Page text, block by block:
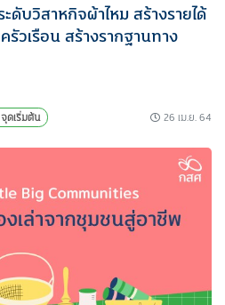
บวิสาหกิจผ้าไหม สร้างรายได้
วเรือน สร้างรากฐานทาง
ดเริ่มต้น 26 เม.ย. 64